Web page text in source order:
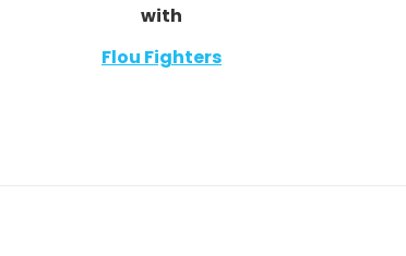
with
Flou Fighters